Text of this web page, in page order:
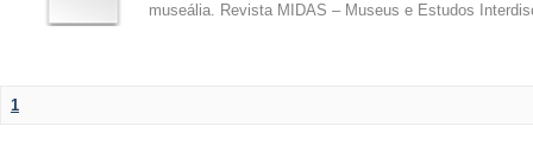
museália. Revista MIDAS – Museus e Estudos
1